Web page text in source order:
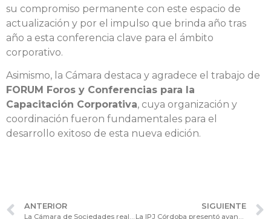
su compromiso permanente con este espacio de
actualización y por el impulso que brinda año tras
año a esta conferencia clave para el ámbito
corporativo.
Asimismo, la Cámara destaca y agradece el trabajo de
FORUM Foros y Conferencias para la
Capacitación Corporativa, cuya organización y
coordinación fueron fundamentales para el
desarrollo exitoso de esta nueva edición.
ANTERIOR
La Cámara de Sociedades realizó su reunión mensual del Consejo de Representantes con la participación especial del Dr. Nadín Argañaraz
SIGUIENTE
La IPJ Córdoba presentó avances en su proceso de modernización ante el Consejo Consultivo de Asuntos Jurídicos